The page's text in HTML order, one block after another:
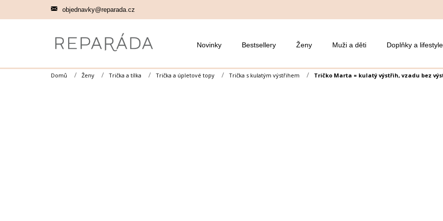
objednavky@reparada.cz
Novinky Bestsellery Ženy Muži a děti Doplňky a lifestyle
Domů Ženy Trička a tílka Trička a úpletové topy Trička s kulatým výstřihem Tričko Marta = kulatý výstřih, vzadu bez